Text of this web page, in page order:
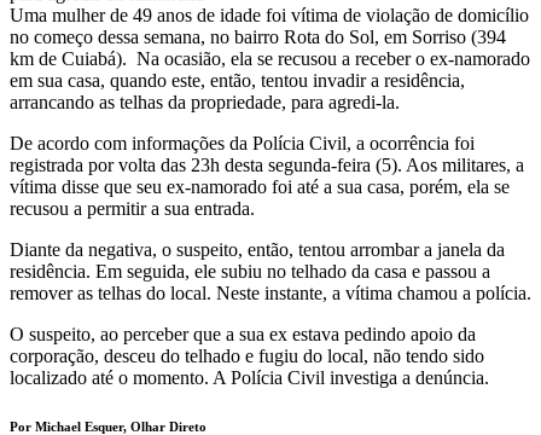
Uma mulher de 49 anos de idade foi vítima de violação de domicílio
no começo dessa semana, no bairro Rota do Sol, em Sorriso (394
km de Cuiabá). Na ocasião, ela se recusou a receber o ex-namorado
em sua casa, quando este, então, tentou invadir a residência,
arrancando as telhas da propriedade, para agredi-la.
De acordo com informações da Polícia Civil, a ocorrência foi
registrada por volta das 23h desta segunda-feira (5). Aos militares, a
vítima disse que seu ex-namorado foi até a sua casa, porém, ela se
recusou a permitir a sua entrada.
Diante da negativa, o suspeito, então, tentou arrombar a janela da
residência. Em seguida, ele subiu no telhado da casa e passou a
remover as telhas do local. Neste instante, a vítima chamou a polícia.
O suspeito, ao perceber que a sua ex estava pedindo apoio da
corporação, desceu do telhado e fugiu do local, não tendo sido
localizado até o momento. A Polícia Civil investiga a denúncia.
Por Michael Esquer, Olhar Direto